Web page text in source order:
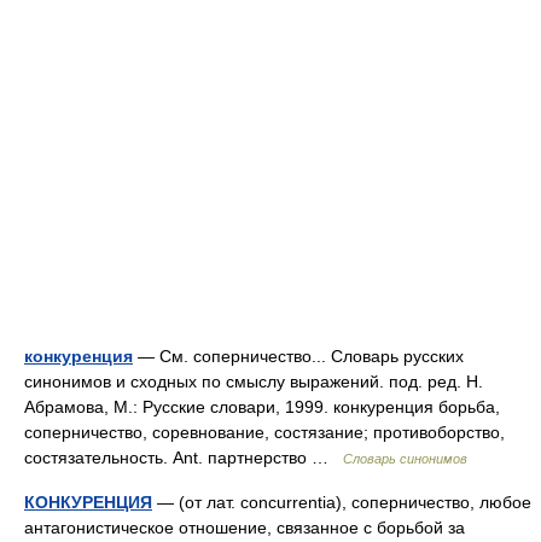
конкуренция — См. соперничество... Словарь русских
синонимов и сходных по смыслу выражений. под. ред. Н.
Абрамова, М.: Русские словари, 1999. конкуренция борьба,
соперничество, соревнование, состязание; противоборство,
состязательность. Ant. партнерство …
Словарь синонимов
КОНКУРЕНЦИЯ — (от лат. concurrentia), соперничество, любое
антагонистическое отношение, связанное с борьбой за